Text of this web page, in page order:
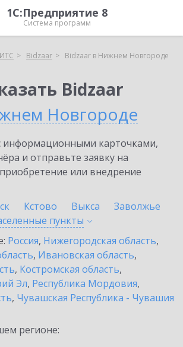
1С:Предприятие 8
Система программ
Bidzaar Bidzaar в Нижнем Новгороде
Bidzaar
Новгороде
информационными карточками,
и отправьте заявку на
или внедрение
Кстово Выкса
Заволжье
пункты
Россия, Нижегородская область,
, Ивановская область,
, Костромская область,
Эл, Республика Мордовия,
, Чувашская Республика - Чувашия
регионе: